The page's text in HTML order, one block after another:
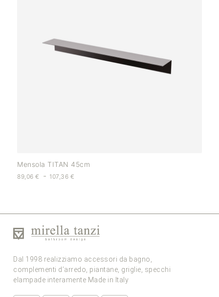
Mensola TITAN 45cm
89,06 € - 107,36 €
Dal 1998 realizziamo accessori da bagno,
complementi d’arredo, piantane, griglie, specchi
elampade interamente Made in Italy